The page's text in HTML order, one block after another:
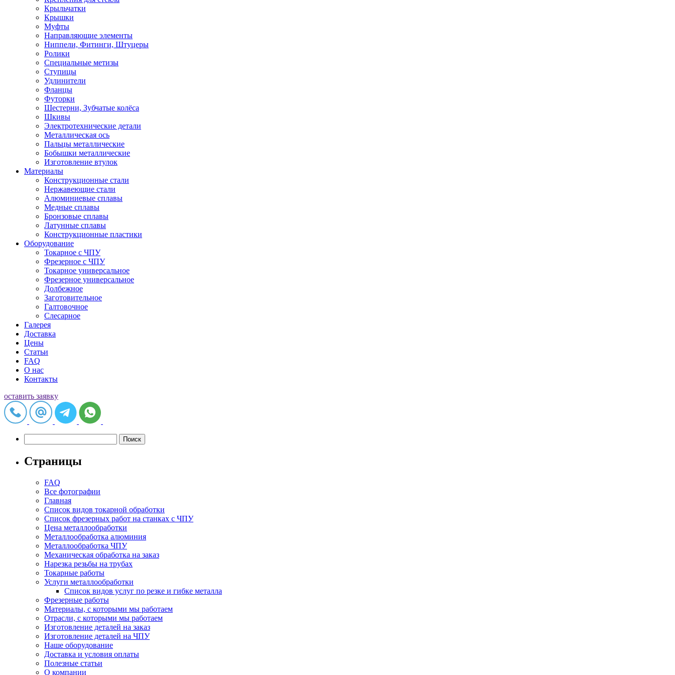
Крыльчатки
Крышки
Муфты
Направляющие элементы
Ниппели, Фитинги, Штуцеры
Ролики
Специальные метизы
Ступицы
Удлинители
Фланцы
Футорки
Шестерни, Зубчатые колёса
Шкивы
Электротехнические детали
Металлическая ось
Пальцы металлические
Бобышки металлические
Изготовление втулок
Материалы
Конструкционные стали
Нержавеющие стали
Алюминиевые сплавы
Медные сплавы
Бронзовые сплавы
Латунные сплавы
Конструкционные пластики
Оборудование
Токарное c ЧПУ
Фрезерное c ЧПУ
Токарное универсальное
Фрезерное универсальное
Долбежное
Заготовительное
Галтовочное
Слесарное
Галерея
Доставка
Цены
Статьи
FAQ
О нас
Контакты
оставить заявку
Страницы
FAQ
Все фотографии
Главная
Список видов токарной обработки
Список фрезерных работ на станках с ЧПУ
Цена металлообработки
Металлообработка алюминия
Металлообработка ЧПУ
Механическая обработка на заказ
Нарезка резьбы на трубах
Токарные работы
Услуги металлообработки
Список видов услуг по резке и гибке металла
Фрезерные работы
Материалы, с которыми мы работаем
Отрасли, с которыми мы работаем
Изготовление деталей на заказ
Изготовление деталей на ЧПУ
Наше оборудование
Доставка и условия оплаты
Полезные статьи
О компании